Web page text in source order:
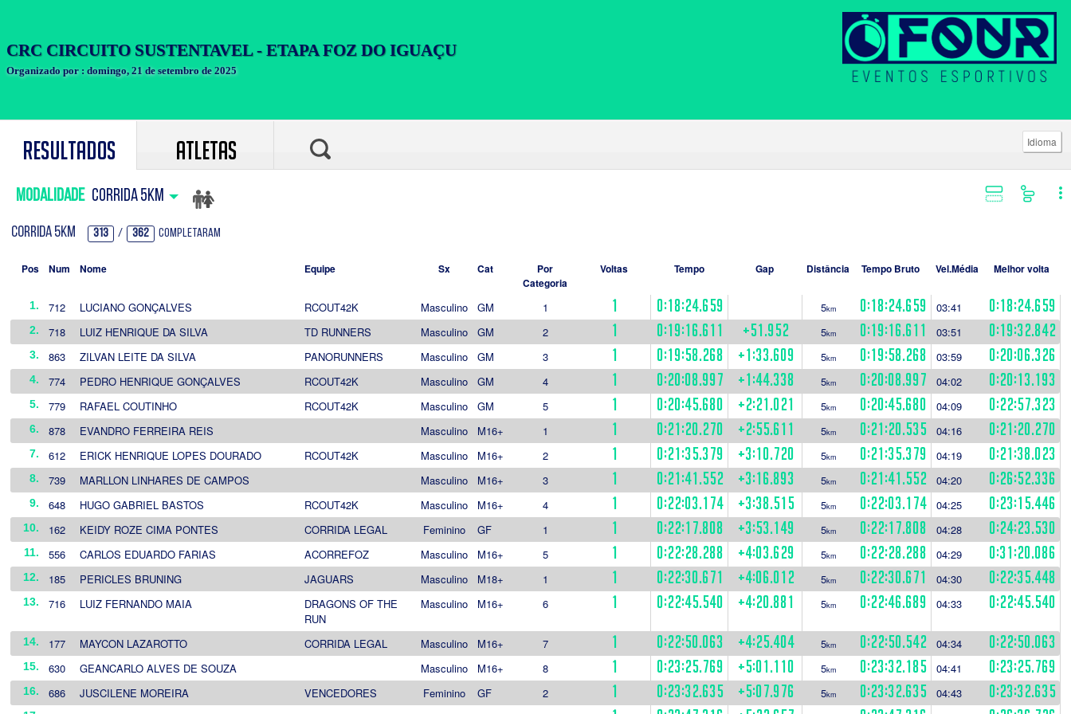
Resultados Atletas Idioma
Modalidade CORRIDA 5KM
CORRIDA 5KM 313 / 362 Completaram
Pos Num Nome Equipe Sx Cat
Por
Categoria
Voltas Tempo Gap Distância Tempo Bruto Vel.Média Melhor volta
1. 712 LUCIANO GONÇALVES RCOUT42K Masculino GM 1 1 0:18:24.659 5km 0:18:24.659 03:41 0:18:24.659
2. 718 LUIZ HENRIQUE DA SILVA TD RUNNERS Masculino GM 2 1 0:19:16.611 +51.952 5km 0:19:16.611 03:51 0:19:32.842
3. 863 ZILVAN LEITE DA SILVA PANORUNNERS Masculino GM 3 1 0:19:58.268 +1:33.609 5km 0:19:58.268 03:59 0:20:06.326
4. 774 PEDRO HENRIQUE GONÇALVES RCOUT42K Masculino GM 4 1 0:20:08.997 +1:44.338 5km 0:20:08.997 04:02 0:20:13.193
5. 779 RAFAEL COUTINHO RCOUT42K Masculino GM 5 1 0:20:45.680 +2:21.021 5km 0:20:45.680 04:09 0:22:57.323
6. 878 EVANDRO FERREIRA REIS Masculino M16+ 1 1 0:21:20.270 +2:55.611 5km 0:21:20.535 04:16 0:21:20.270
7. 612 ERICK HENRIQUE LOPES DOURADO RCOUT42K Masculino M16+ 2 1 0:21:35.379 +3:10.720 5km 0:21:35.379 04:19 0:21:38.023
8. 739 MARLLON LINHARES DE CAMPOS Masculino M16+ 3 1 0:21:41.552 +3:16.893 5km 0:21:41.552 04:20 0:26:52.336
9. 648 HUGO GABRIEL BASTOS RCOUT42K Masculino M16+ 4 1 0:22:03.174 +3:38.515 5km 0:22:03.174 04:25 0:23:15.446
10. 162 KEIDY ROZE CIMA PONTES CORRIDA LEGAL Feminino GF 1 1 0:22:17.808 +3:53.149 5km 0:22:17.808 04:28 0:24:23.530
11. 556 CARLOS EDUARDO FARIAS ACORREFOZ Masculino M16+ 5 1 0:22:28.288 +4:03.629 5km 0:22:28.288 04:29 0:31:20.086
12. 185 PERICLES BRUNING JAGUARS Masculino M18+ 1 1 0:22:30.671 +4:06.012 5km 0:22:30.671 04:30 0:22:35.448
13. 716 LUIZ FERNANDO MAIA
DRAGONS OF THE
RUN
Masculino M16+ 6 1 0:22:45.540 +4:20.881 5km 0:22:46.689 04:33 0:22:45.540
14. 177 MAYCON LAZAROTTO CORRIDA LEGAL Masculino M16+ 7 1 0:22:50.063 +4:25.404 5km 0:22:50.542 04:34 0:22:50.063
15. 630 GEANCARLO ALVES DE SOUZA Masculino M16+ 8 1 0:23:25.769 +5:01.110 5km 0:23:32.185 04:41 0:23:25.769
16. 686 JUSCILENE MOREIRA VENCEDORES Feminino GF 2 1 0:23:32.635 +5:07.976 5km 0:23:32.635 04:43 0:23:32.635